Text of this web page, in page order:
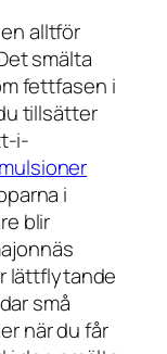
alltför
smälta
fettfasen i
tillsätter
i-
i
blir
lättflytande
små
när du får